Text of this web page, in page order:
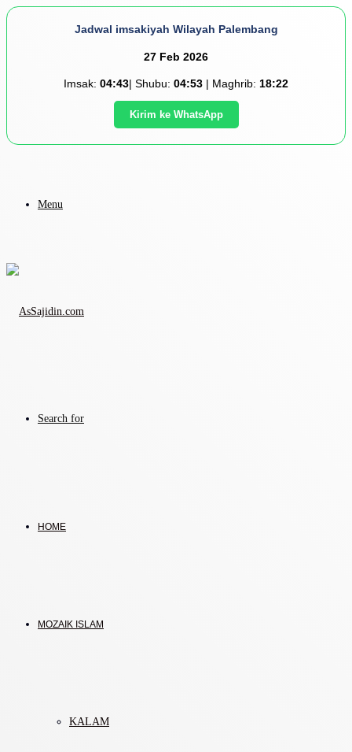
Jadwal imsakiyah Wilayah Palembang
27 Feb 2026
Imsak: 04:43| Shubu: 04:53 | Maghrib: 18:22
Kirim ke WhatsApp
Menu
Search for
HOME
MOZAIK ISLAM
KALAM